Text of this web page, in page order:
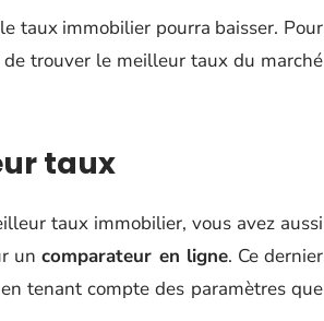
taux immobilier pourra baisser. Pour
trouver le meilleur taux du marché
taux
taux immobilier, vous avez aussi
uncomparateur en ligne. Ce dernier
tenant compte des paramètres que